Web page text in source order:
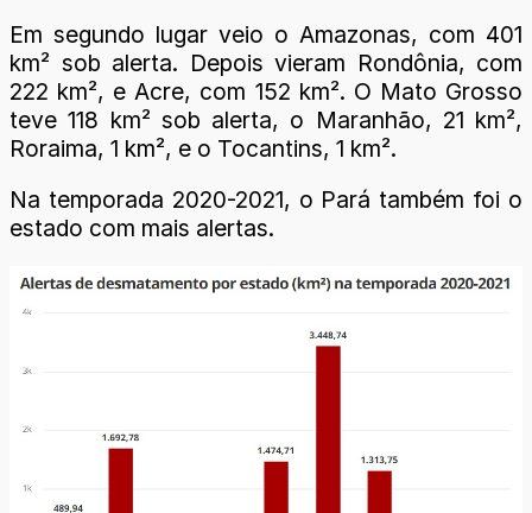
Em segundo lugar veio o Amazonas, com 401
km² sob alerta. Depois vieram Rondônia, com
222 km², e Acre, com 152 km². O Mato Grosso
teve 118 km² sob alerta, o Maranhão, 21 km²,
Roraima, 1 km², e o Tocantins, 1 km².
Na temporada 2020-2021, o Pará também foi o
estado com mais alertas.